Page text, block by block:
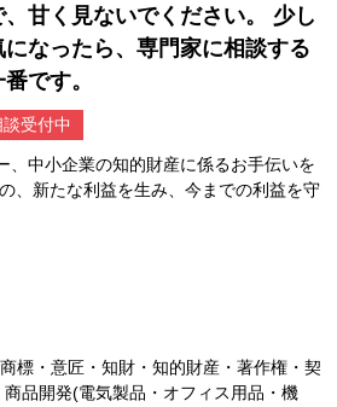
、甘く見ないでください。 少し
になったら、専門家に相談する
です。
受付中
、中小企業の知的財産に係るお手伝いを
、新たな利益を生み、今までの利益を守
標・意匠・知財・知的財産・著作権・契
開発(電気製品・オフィス用品・機